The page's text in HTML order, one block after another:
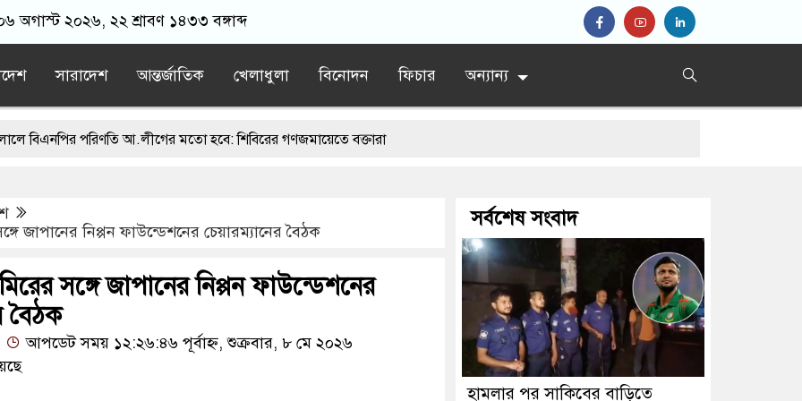
অগাস্ট ২০২৬, ২২ শ্রাবণ ১৪৩৩ বঙ্গাব্দ
সারাদেশ আন্তর্জাতিক খেলাধুলা বিনোদন ফিচার অন্যান্য
পরিণতি আ.লীগের মতো হবে: শিবিরের গণজমায়েতে বক্তারা
দেওয়া নিয়ে পররাষ্ট্র মন্ত্রণালয়ের ক্ষোভ ইমরান খানের মুক্তির দাবিতে বিক্ষোভ
জাপানের নিপ্পন ফাউন্ডেশনের চেয়ারম্যানের বৈঠক
সঙ্গে জাপানের নিপ্পন ফাউন্ডেশনের
বৈঠক
আপডেট সময় ১২:২৬:৪৬ পূর্বাহ্ন, শুক্রবার, ৮ মে ২০২৬
সর্বশেষ সংবাদ
হামলার পর সাকিবের বাড়িতে